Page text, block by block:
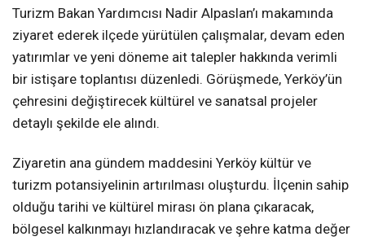
Turizm Bakan Yardımcısı Nadir Alpaslan’ı makamında
ziyaret ederek ilçede yürütülen çalışmalar, devam eden
yatırımlar ve yeni döneme ait talepler hakkında verimli
bir istişare toplantısı düzenledi. Görüşmede, Yerköy’ün
çehresini değiştirecek kültürel ve sanatsal projeler
detaylı şekilde ele alındı.
Ziyaretin ana gündem maddesini Yerköy kültür ve
turizm potansiyelinin artırılması oluşturdu. İlçenin sahip
olduğu tarihi ve kültürel mirası ön plana çıkaracak,
bölgesel kalkınmayı hızlandıracak ve şehre katma değer